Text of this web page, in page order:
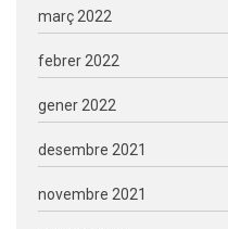
març 2022
febrer 2022
gener 2022
desembre 2021
novembre 2021